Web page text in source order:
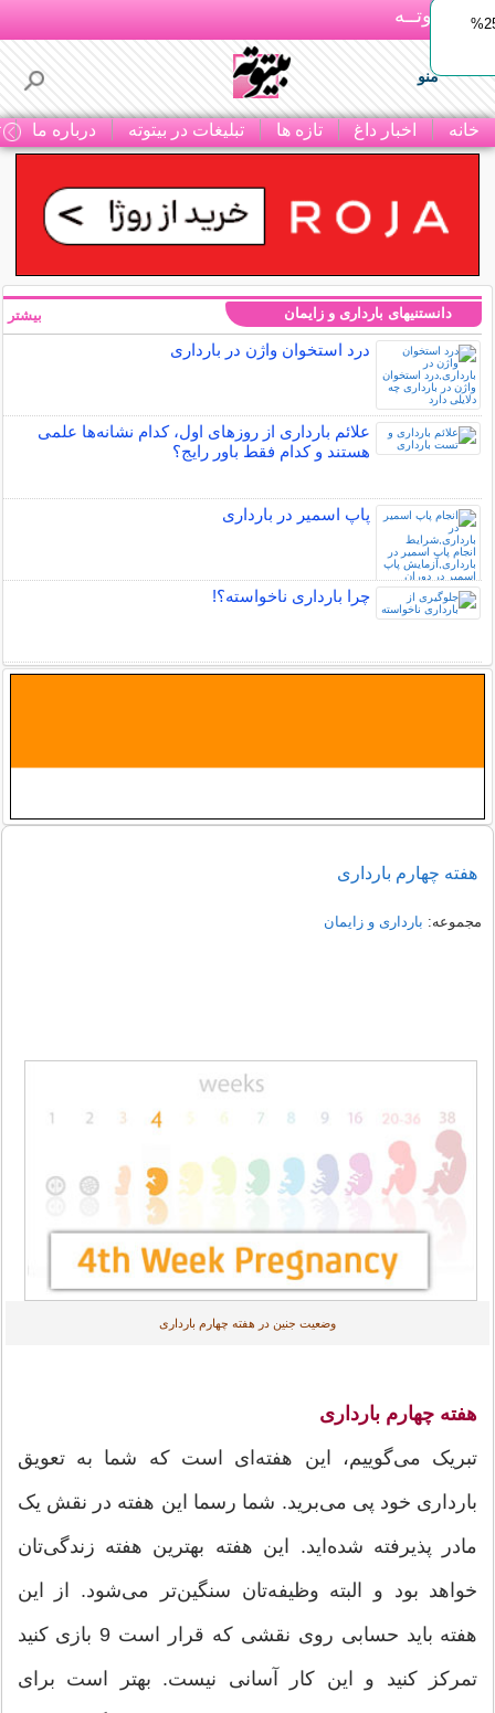
بـیتوتــه
منو
خانه اخبار داغ تازه ها تبلیغات در بیتوته درباره ما
ایمپلنت اقساطی با ضمانت مادام‌العمر+ 25%
دانستنیهای بارداری و زایمان
درد استخوان واژن در بارداری
علائم بارداری از روزهای اول، کدام نشانه‌ها علمی
هستند و کدام فقط باور رایج؟
پاپ اسمیر در بارداری
چرا بارداری ناخواسته؟!
بیشتر
هفته چهارم بارداری
مجموعه: بارداری و زایمان
وضعیت جنین در هفته چهارم بارداری
هفته چهارم بارداری
تبریک می‌گوییم، این هفته‌ای است که شما به تعویق
بارداری خود پی می‌برید. شما رسما این هفته در نقش یک
مادر پذیرفته شده‌اید. این هفته بهترین هفته زندگی‌تان
خواهد بود و البته وظیفه‌تان سنگین‌تر می‌شود. از این
هفته باید حسابی روی نقشی که قرار است 9 بازی کنید
تمرکز کنید و این کار آسانی نیست. بهتر است برای